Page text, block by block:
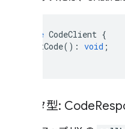
interface CodeClient {
requestCode() : void ;
データ型: Code